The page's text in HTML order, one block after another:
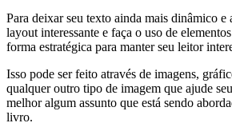
Para deixar seu texto ainda mais dinâmico e
layout interessante e faça o uso de
forma estratégica para manter seu leitor
Isso pode ser feito através de imagens,
qualquer outro tipo de imagem que ajude
melhor algum assunto que está sendo
livro.